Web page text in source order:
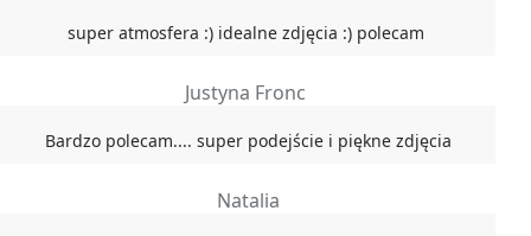
super atmosfera :) idealne zdjęcia :) polecam
Justyna Fronc
Bardzo polecam.... super podejście i piękne zdjęcia
Natalia